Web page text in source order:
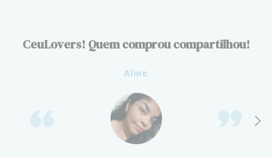
CeuLovers! Quem comprou compartilhou!
Aline